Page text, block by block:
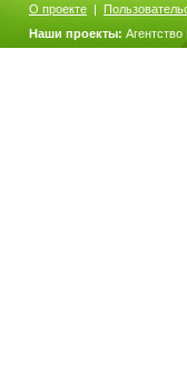
О проекте |
Наши проекты: